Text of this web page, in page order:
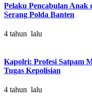
Pelaku Pencabulan
Serang Polda Banten
4 tahun lalu
Kapolri: Profesi Satpam
Tugas Kepolisian
4 tahun lalu